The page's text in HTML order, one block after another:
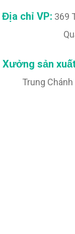
Địa chỉ VP: 369
Xưởng sản
Trung